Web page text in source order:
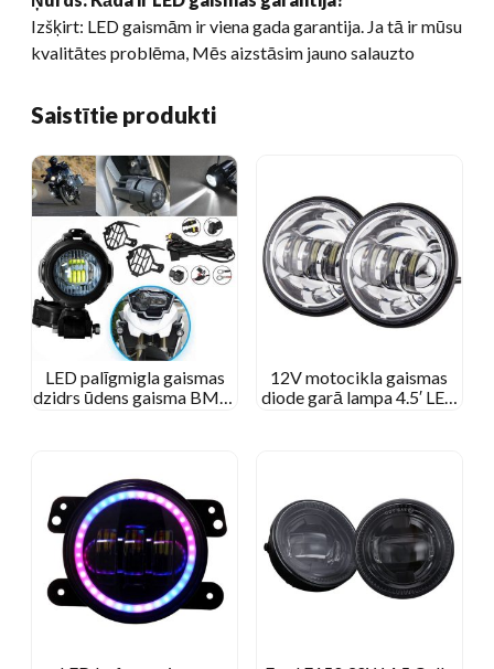
Izšķirt: LED gaismām ir viena gada garantija. Ja tā ir mūsu
kvalitātes problēma, Mēs aizstāsim jauno salauzto
Saistītie produkti
LED palīgmigla gaismas
dzidrs ūdens gaisma BMW
12V motocikla gaismas
diode garā lampa 4.5′ LED